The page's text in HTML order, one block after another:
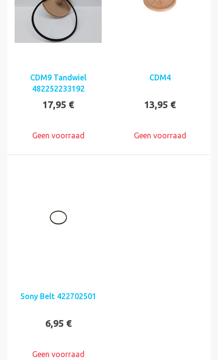
CDM9 Tandwiel
482252233192
17,95 €
Geen voorraad
CDM4
13,95 €
Geen voorraad
Sony Belt 422702501
6,95 €
Geen voorraad